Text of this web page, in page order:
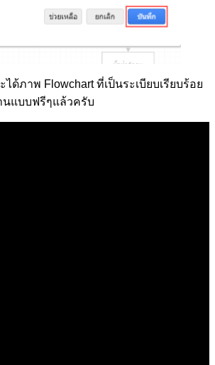
ได้ภาพ Flowchart ที่เป็นระเบียบเรียบร้อย
นแบบฟรีๆแล้วครับ